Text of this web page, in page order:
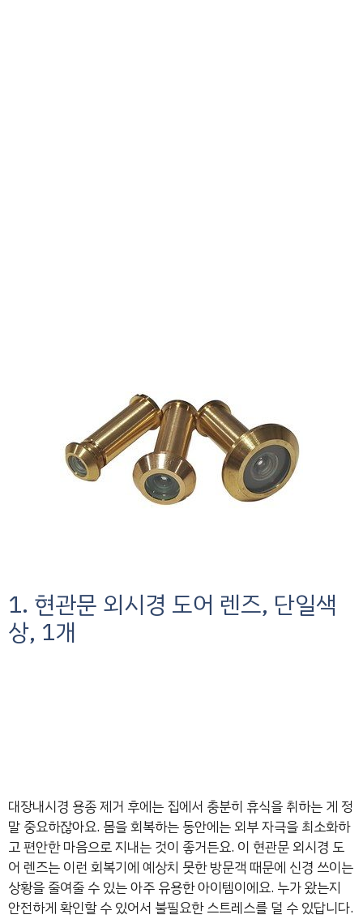
1. 현관문 외시경 도어 렌즈, 단일색
상, 1개
대장내시경 용종 제거 후에는 집에서 충분히 휴식을 취하는 게 정
말 중요하잖아요. 몸을 회복하는 동안에는 외부 자극을 최소화하
고 편안한 마음으로 지내는 것이 좋거든요. 이 현관문 외시경 도
어 렌즈는 이런 회복기에 예상치 못한 방문객 때문에 신경 쓰이는
상황을 줄여줄 수 있는 아주 유용한 아이템이에요. 누가 왔는지
안전하게 확인할 수 있어서 불필요한 스트레스를 덜 수 있답니다.